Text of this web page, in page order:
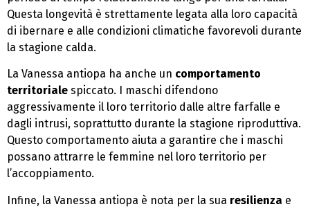
Questa longevità è strettamente legata alla loro capacità
di ibernare e alle condizioni climatiche favorevoli durante
la stagione calda.
La Vanessa antiopa ha anche un comportamento
territoriale spiccato. I maschi difendono
aggressivamente il loro territorio dalle altre farfalle e
dagli intrusi, soprattutto durante la stagione riproduttiva.
Questo comportamento aiuta a garantire che i maschi
possano attrarre le femmine nel loro territorio per
l’accoppiamento.
Infine, la Vanessa antiopa è nota per la sua resilienza e